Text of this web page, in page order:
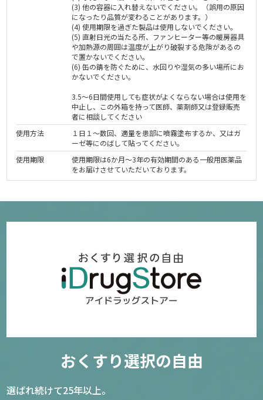
(3) 他の容器に入れ替えないでください。（誤用の原因
になったり品質が変わることがあります。）
(4) 使用期限を過ぎた製品は使用しないでください。
(5) 直射日光の当たる所、ファンヒーター等の暖房器具
や加熱源の周囲は温度が上がり破裂する危険があるの
で置かないでください。
(6) 缶の錆を防ぐために、水回りや湿気の多い場所にお
かないでください。
3.5～6日間使用しても症状がよくならない場合は使用を
中止し、この外箱を持って医師、薬剤師又は登録販売
者に相談してください
使用方法
１日１～数回、適量を患部に噴霧塗布するか、又はガ
ーゼ等にのばして貼ってください。
使用期限
使用期限は6か月～3年の有効期間のある一般用医薬品
をお届けさせていただいております。
おくすり選択の自由
選ばれ続けて25年以上。